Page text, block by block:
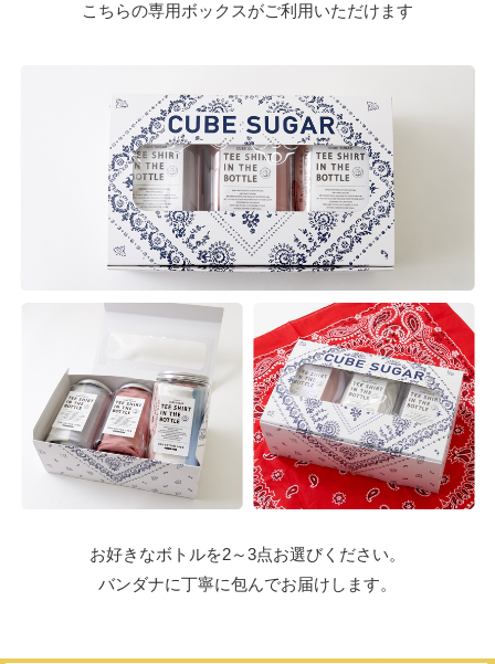
こちらの専用ボックスがご利用いただけます
お好きなボトルを2～3点お選びください。
バンダナに丁寧に包んでお届けします。